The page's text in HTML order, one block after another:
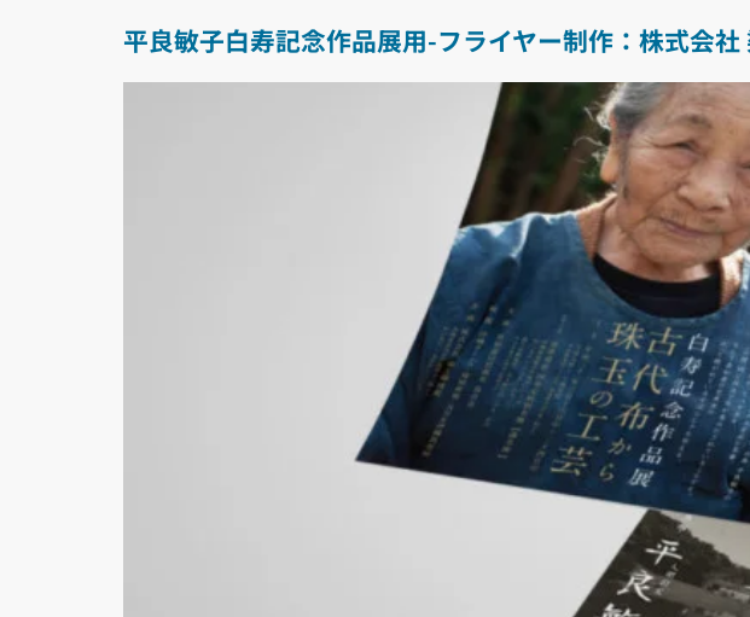
平良敏子白寿記念作品展用-フライヤー制作：株式会社